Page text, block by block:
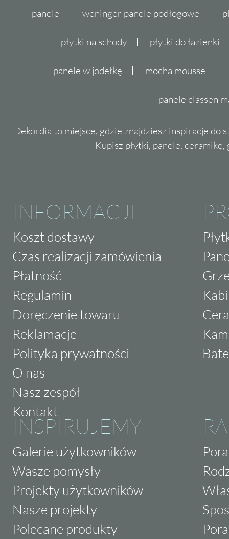
panele weninger panele podłogowe
płytki na schody płytki do łazienki
panele w jodełkę mocha mousse
panele classen
Dekordia to miejsce, gdzie znajdziesz inspiracje do
Kupisz płytki, panele,
INFORMACJE
Koszt dostawy
Czas realizacji zamówienia
Płatność
Regulamin
Doręczenie towaru
Reklamacje
Polityka prywatności
O nas
Nasz zespół
Kontakt
INSPIRUJEMY
Galerie użytkowników
Wasze pomysły
Projekty użytkowników
Nasze projekty
Polecane produkty